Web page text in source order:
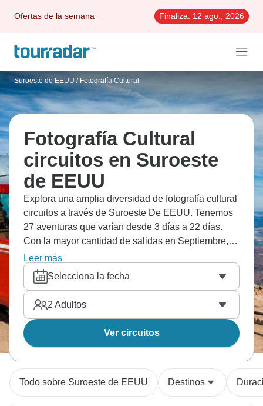
Ofertas de la semana Finaliza: 12 ago., 2026
Suroeste de EEUU / Fotografía Cultural
Fotografía Cultural
circuitos en Suroeste
de EEUU
Explora una amplia diversidad de fotografía cultural
circuitos a través de Suroeste De EEUU. Tenemos
27 aventuras que varían desde 3 días a 22 días.
Con la mayor cantidad de salidas en Septiembre,
esta es también la época más popular del año.
Leer más
Selecciona la fecha
2 Adultos
Ver circuitos
Todo sobre Suroeste de EEUU Destinos